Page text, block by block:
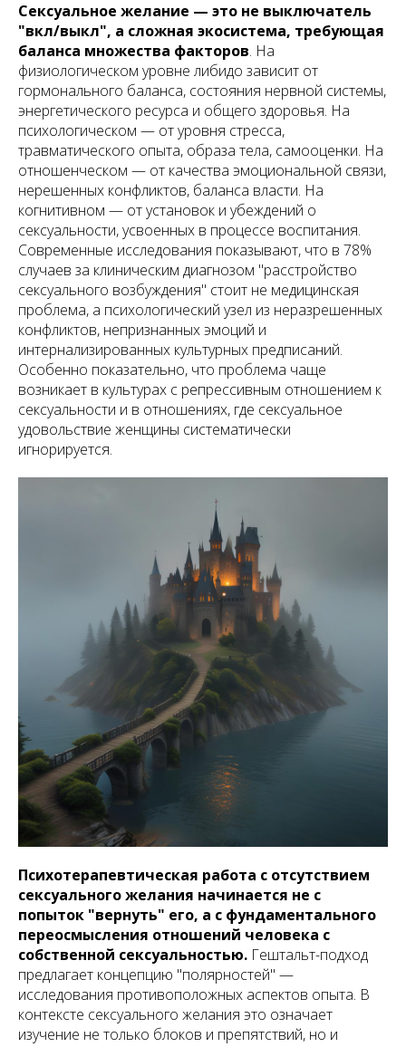
Сексуальное желание — это не выключатель
"вкл/выкл", а сложная экосистема, требующая
баланса множества факторов. На
физиологическом уровне либидо зависит от
гормонального баланса, состояния нервной системы,
энергетического ресурса и общего здоровья. На
психологическом — от уровня стресса,
травматического опыта, образа тела, самооценки. На
отношенческом — от качества эмоциональной связи,
нерешенных конфликтов, баланса власти. На
когнитивном — от установок и убеждений о
сексуальности, усвоенных в процессе воспитания.
Современные исследования показывают, что в 78%
случаев за клиническим диагнозом "расстройство
сексуального возбуждения" стоит не медицинская
проблема, а психологический узел из неразрешенных
конфликтов, непризнанных эмоций и
интернализированных культурных предписаний.
Особенно показательно, что проблема чаще
возникает в культурах с репрессивным отношением к
сексуальности и в отношениях, где сексуальное
удовольствие женщины систематически
игнорируется.
Психотерапевтическая работа с отсутствием
сексуального желания начинается не с
попыток "вернуть" его, а с фундаментального
переосмысления отношений человека с
собственной сексуальностью. Гештальт-подход
предлагает концепцию "полярностей" —
исследования противоположных аспектов опыта. В
контексте сексуального желания это означает
изучение не только блоков и препятствий, но и